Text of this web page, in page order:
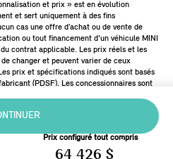
Prix configuré tout compris
64 426 $
et prix » est en évolution
et sert uniquement à des fins
cas une offre d’achat ou de vente de
ou tout financement d'un véhicule MINI
contrat applicable. Les prix réels et les
changer et peuvent varier de ceux
prix et spécifications indiqués sont basés
(PDSF). Les concessionnaires sont